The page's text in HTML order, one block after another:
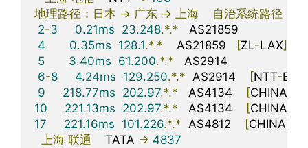
地理路径：日本 -> 广东 -> 上海 自治系统路径：
2-3 0.21ms 23.248.*.*
4
0.35ms 128.1.*.*
    AS21859
[ZL-LAX]
5
3.40ms 61.200.*.*
   AS2914
6-8 4.24ms 129.250.*.*
  AS2914
[NTT-
9
218.77ms 202.97.*.*
   AS4134
[
10
221.13ms 202.97.*.*
   AS4134
[
17
221.16ms 101.226.*.*
  AS4812
[CHINANET
上海 联通
    TATA
-> 4837